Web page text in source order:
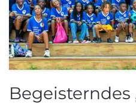
Begeisterndes